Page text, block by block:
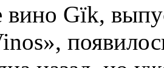
вино Gïk,